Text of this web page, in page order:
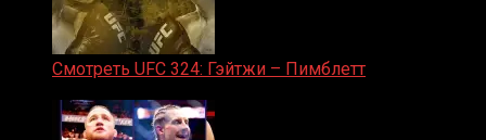
Смотреть UFC 324: Гэйтжи – Пимблетт